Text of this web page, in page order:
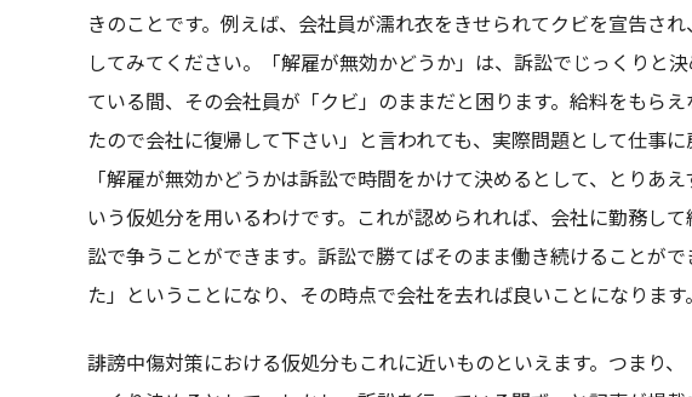
きのことです。例えば、会社員が濡れ衣をきせられてクビを宣告さ
してみてください。「解雇が無効かどうか」は、訴訟でじっくりと
ている間、その会社員が「クビ」のままだと困ります。給料をもら
たので会社に復帰して下さい」と言われても、実際問題として仕事に
「解雇が無効かどうかは訴訟で時間をかけて決めるとして、とりあ
いう仮処分を用いるわけです。これが認められれば、会社に勤務し
訟で争うことができます。訴訟で勝てばそのまま働き続けることが
た」ということになり、その時点で会社を去れば良いことになります。
誹謗中傷対策における仮処分もこれに近いものといえます。つまり